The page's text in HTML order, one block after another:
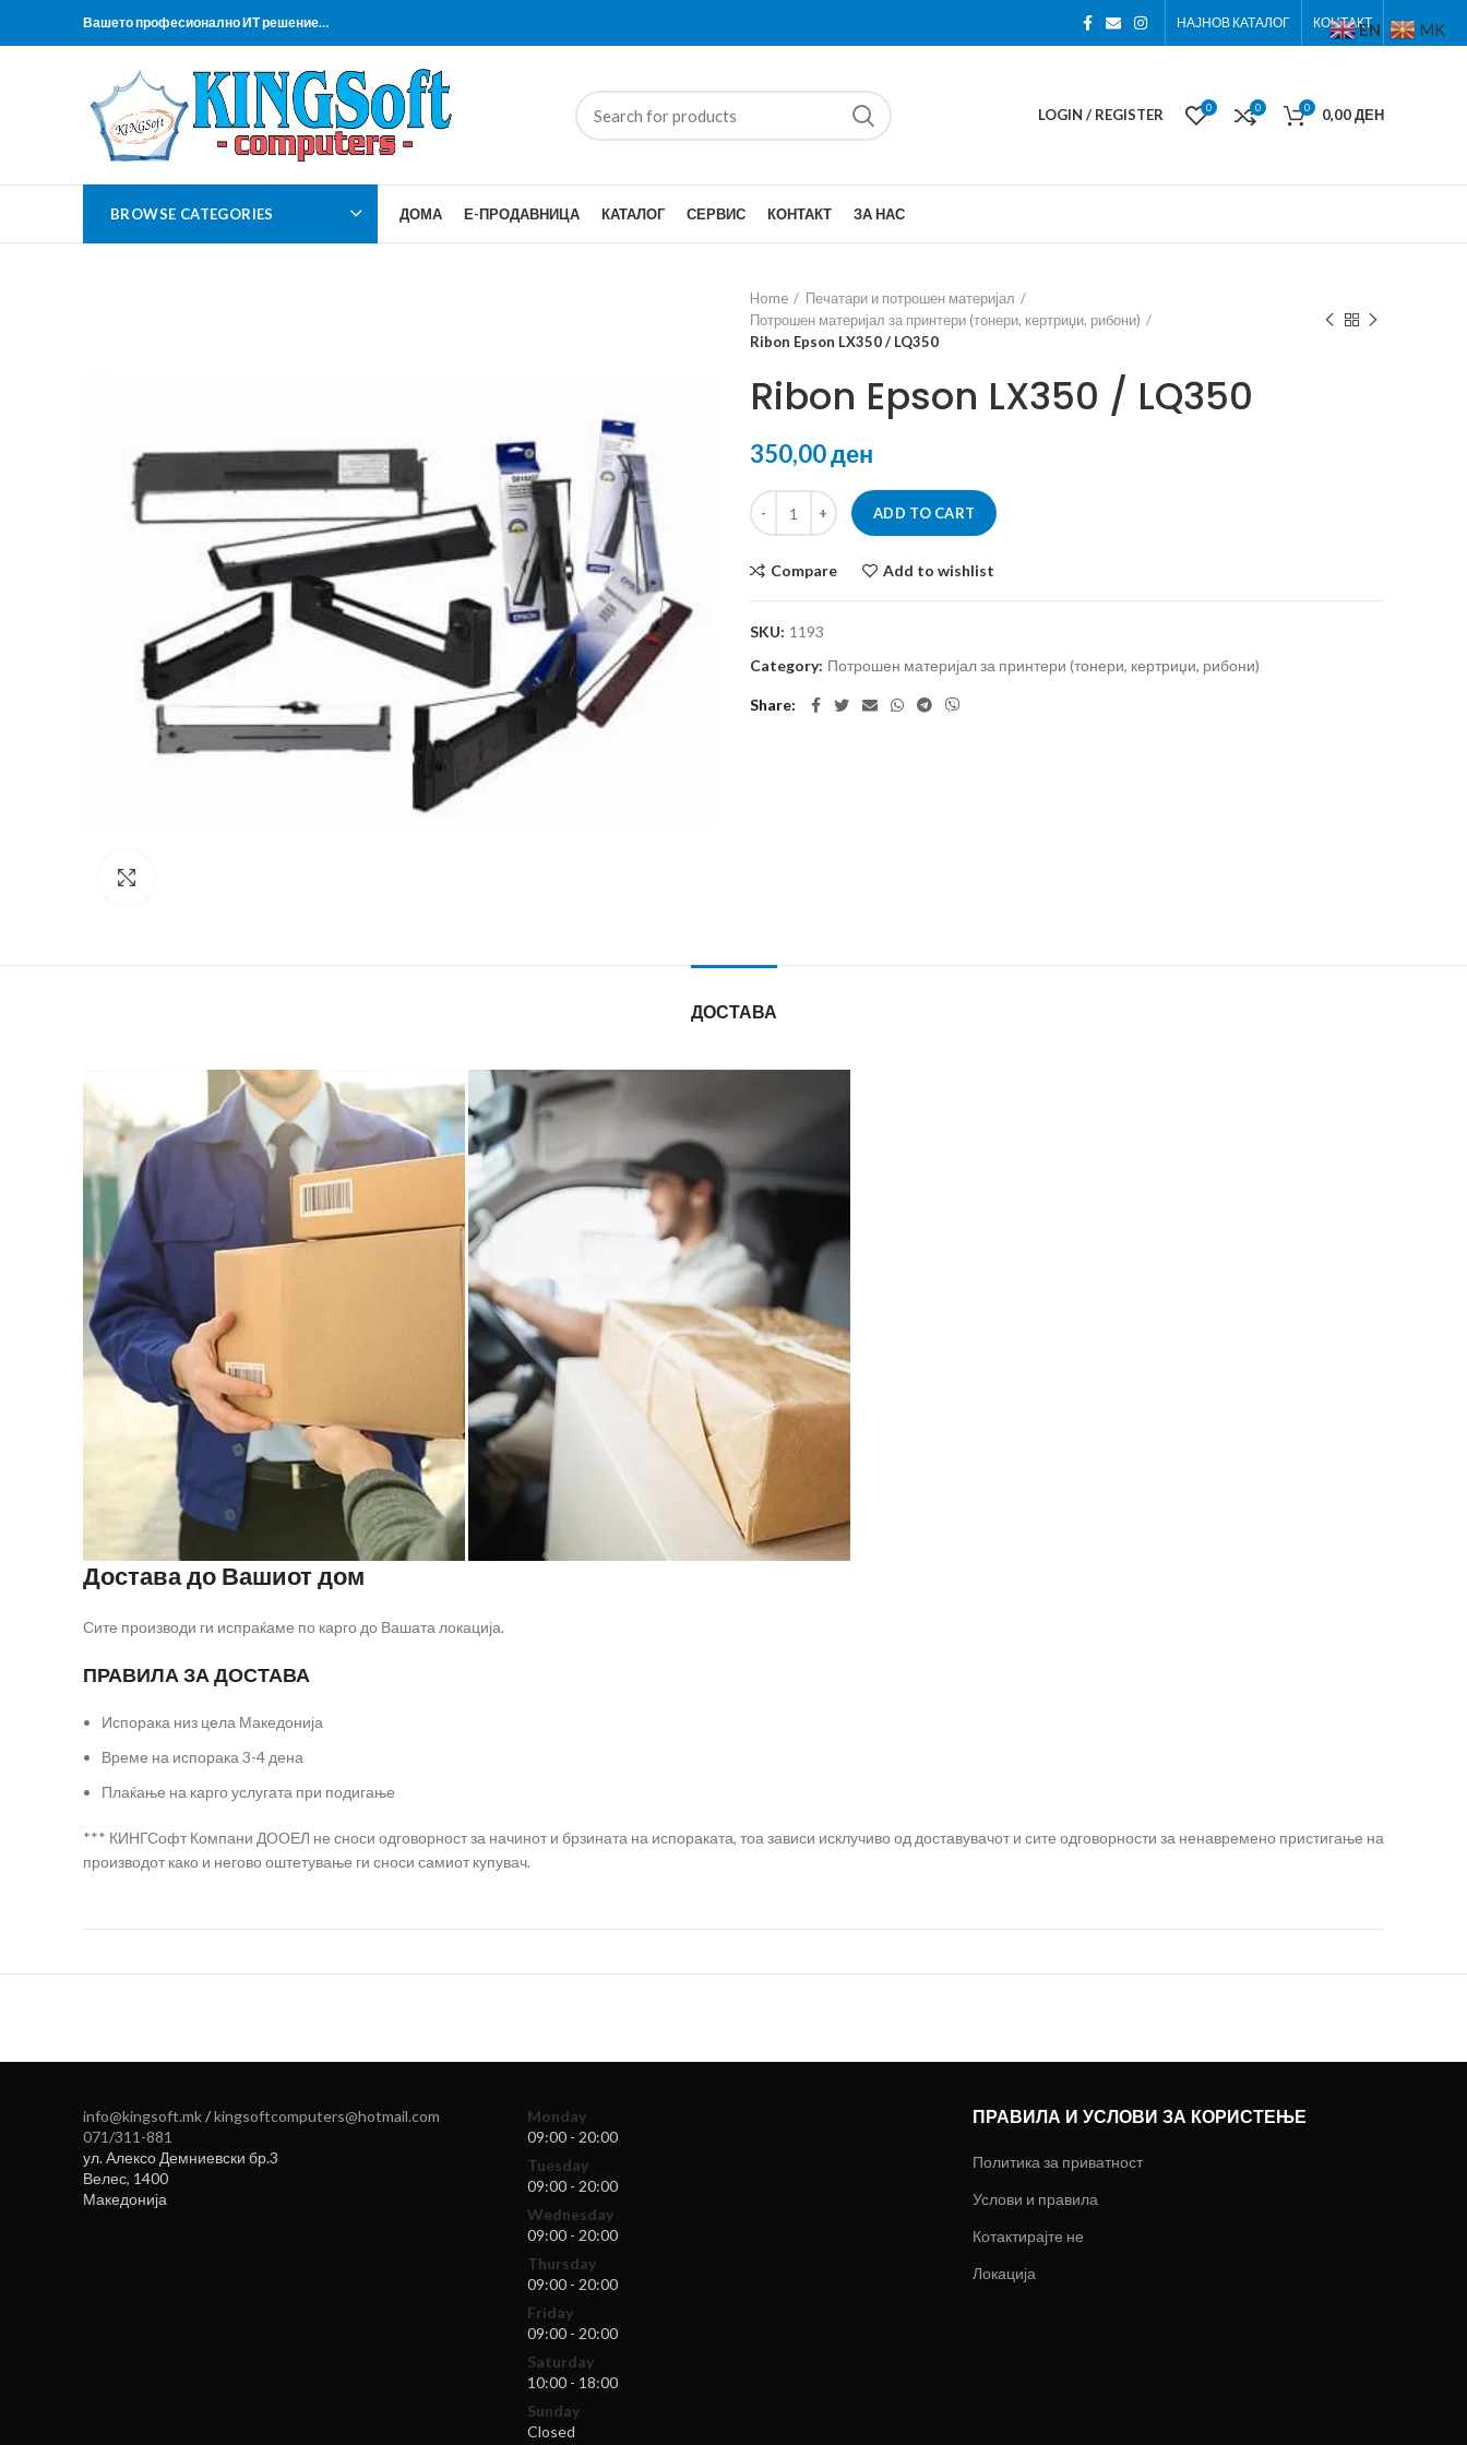
Вашето професионално ИТ решение… НАЈНОВ КАТАЛОГ КОНТАКТ
LOGIN / REGISTER 0 0 0 0,00ДЕН
BROWSE CATEGORIES ДОМА Е-ПРОДАВНИЦА КАТАЛОГ СЕРВИС КОНТАКТ ЗА НАС
Home
Печатари и потрошен материјал
Потрошен материјал за принтери (тонери, кертриџи, рибони)
Ribon Epson LX350 / LQ350
Ribon Epson LX350 / LQ350
ден
ADD TO CART
Compare Add to wishlist
SKU: 1193
Category: Потрошен материјал за принтери (тонери, кертриџи, рибони)
Share
ДОСТАВА
Достава до Вашиот дом
Сите производи ги испраќаме по карго до Вашата локација.
ПРАВИЛА ЗА ДОСТАВА
Испорака низ цела Македонија
Време на испорака 3-4 дена
Плаќање на карго услугата при подигање
*** КИНГСофт Компани ДООЕЛ не сноси одговорност за начинот и брзината на испораката, тоа зависи исклучиво од доставувачот и сите одговорности за ненавремено пристигање на
производот како и негово оштетување ги сноси самиот купувач.
info@kingsoft.mk/kingsoftcomputers@hotmail.com
071/311-881
ул. Алексо Демниевски бр.3
Велес, 1400
Македонија
Monday
09:00 - 20:00
Tuesday
09:00 - 20:00
Wednesday
09:00 - 20:00
Thursday
09:00 - 20:00
Friday
09:00 - 20:00
Saturday
10:00 - 18:00
Sunday
Closed
ПРАВИЛА И УСЛОВИ ЗА КОРИСТЕЊЕ
Политика за приватност
Услови и правила
Котактирајте не
Локација
EN MK